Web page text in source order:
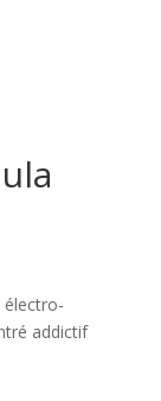
électro-
addictif